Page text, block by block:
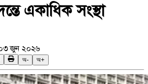
একাধিক সংস্থা
জুন ২০২৬
অ- অ+